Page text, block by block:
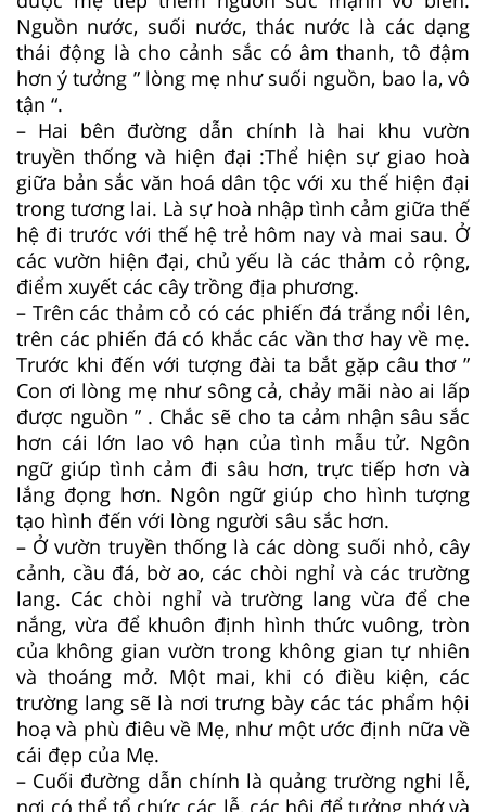
Nguồn nước, suối nước, thác nước là các dạng
thái động là cho cảnh sắc có âm thanh, tô đậm
hơn ý tưởng ” lòng mẹ như suối nguồn, bao la, vô
tận “.
– Hai bên đường dẫn chính là hai khu vườn
truyền thống và hiện đại :Thể hiện sự giao hoà
giữa bản sắc văn hoá dân tộc với xu thế hiện đại
trong tương lai. Là sự hoà nhập tình cảm giữa thế
hệ đi trước với thế hệ trẻ hôm nay và mai sau. Ở
các vườn hiện đại, chủ yếu là các thảm cỏ rộng,
điểm xuyết các cây trồng địa phương.
– Trên các thảm cỏ có các phiến đá trắng nổi lên,
trên các phiến đá có khắc các vần thơ hay về mẹ.
Trước khi đến với tượng đài ta bắt gặp câu thơ ”
Con ơi lòng mẹ như sông cả, chảy mãi nào ai lấp
được nguồn ” . Chắc sẽ cho ta cảm nhận sâu sắc
hơn cái lớn lao vô hạn của tình mẫu tử. Ngôn
ngữ giúp tình cảm đi sâu hơn, trực tiếp hơn và
lắng đọng hơn. Ngôn ngữ giúp cho hình tượng
tạo hình đến với lòng người sâu sắc hơn.
– Ở vườn truyền thống là các dòng suối nhỏ, cây
cảnh, cầu đá, bờ ao, các chòi nghỉ và các trường
lang. Các chòi nghỉ và trường lang vừa để che
nắng, vừa để khuôn định hình thức vuông, tròn
của không gian vườn trong không gian tự nhiên
và thoáng mở. Một mai, khi có điều kiện, các
trường lang sẽ là nơi trưng bày các tác phẩm hội
hoạ và phù điêu về Mẹ, như một ước định nữa về
cái đẹp của Mẹ.
– Cuối đường dẫn chính là quảng trường nghi lễ,
nơi có thể tổ chức các lễ, các hội để tưởng nhớ và